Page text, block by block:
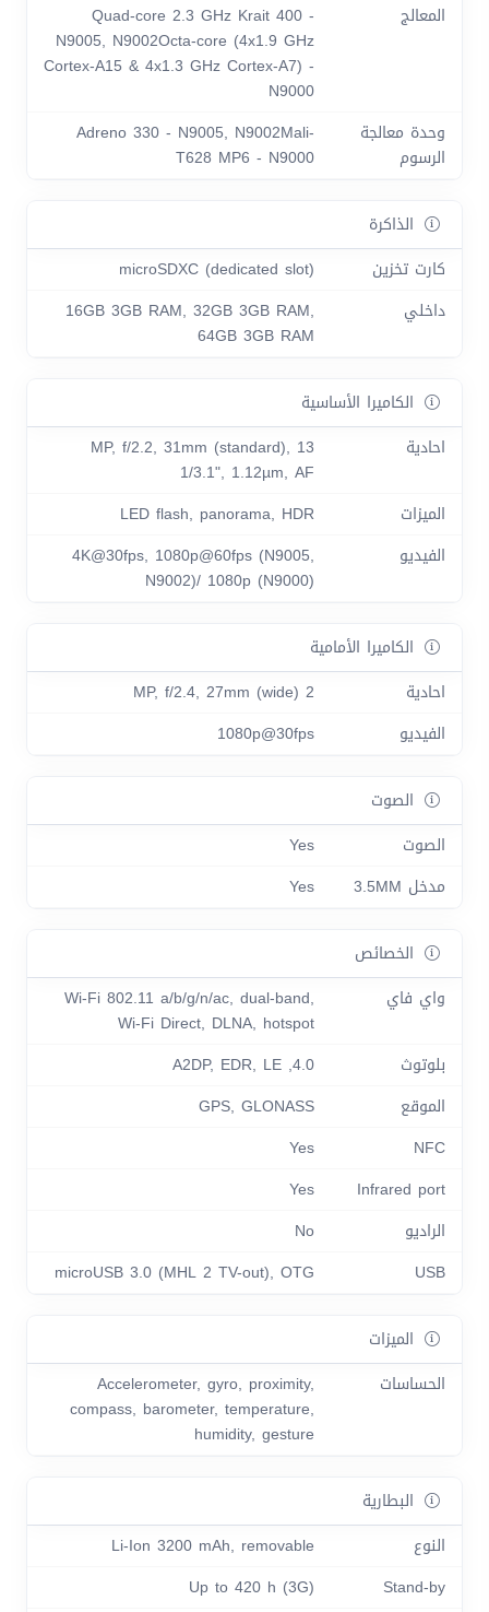
المعالج
Quad-core 2.3 GHz Krait 400 -
N9005, N9002Octa-core (4x1.9 GHz
Cortex-A15 & 4x1.3 GHz Cortex-A7) -
N9000
وحدة معالجة
الرسوم
Adreno 330 - N9005, N9002Mali-
T628 MP6 - N9000
الذاكرة
كارت تخزين
microSDXC (dedicated slot)
داخلي
16GB 3GB RAM, 32GB 3GB RAM,
64GB 3GB RAM
الكاميرا الأساسية
احادية
13 MP, f/2.2, 31mm (standard),
1/3.1", 1.12µm, AF
الميزات
LED flash, panorama, HDR
الفيديو
4K@30fps, 1080p@60fps (N9005,
N9002)/ 1080p (N9000)
الكاميرا الأمامية
احادية
2 MP, f/2.4, 27mm (wide)
الفيديو
1080p@30fps
الصوت
الصوت
Yes
مدخل 3.5MM
Yes
الخصائص
واي فاي
Wi-Fi 802.11 a/b/g/n/ac, dual-band,
Wi-Fi Direct, DLNA, hotspot
بلوتوث
4.0, A2DP, EDR, LE
الموقع
GPS, GLONASS
NFC
Yes
Infrared port
Yes
الراديو
No
USB
microUSB 3.0 (MHL 2 TV-out), OTG
الميزات
الحساسات
Accelerometer, gyro, proximity,
compass, barometer, temperature,
humidity, gesture
البطارية
النوع
Li-Ion 3200 mAh, removable
Stand-by
Up to 420 h (3G)